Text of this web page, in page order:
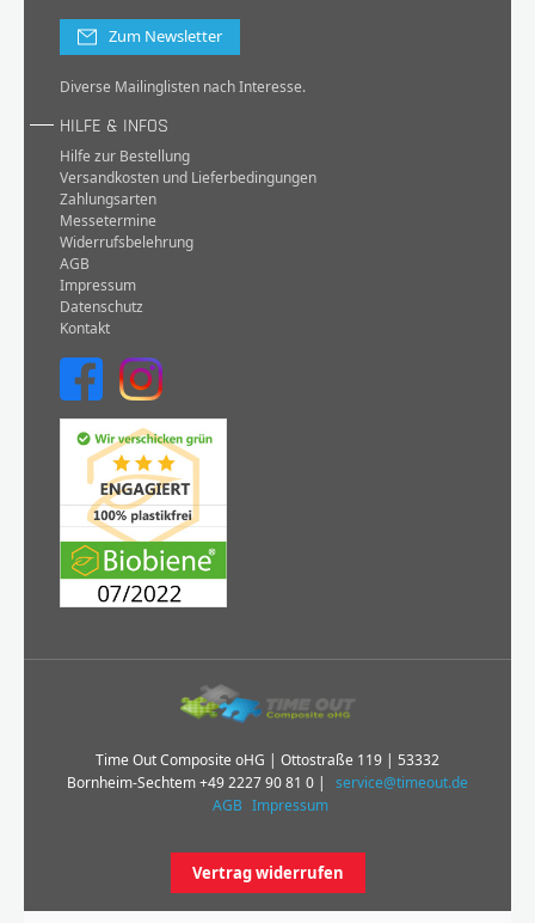
Zum Newsletter
Diverse Mailinglisten nach Interesse.
HILFE & INFOS
Hilfe zur Bestellung
Versandkosten und Lieferbedingungen
Zahlungsarten
Messetermine
Widerrufsbelehrung
AGB
Impressum
Datenschutz
Kontakt
Time Out Composite oHG | Ottostraße 119 | 53332
Bornheim-Sechtem+49 2227 90 81 0 |
service@timeout.de
AGB Impressum
Vertrag widerrufen